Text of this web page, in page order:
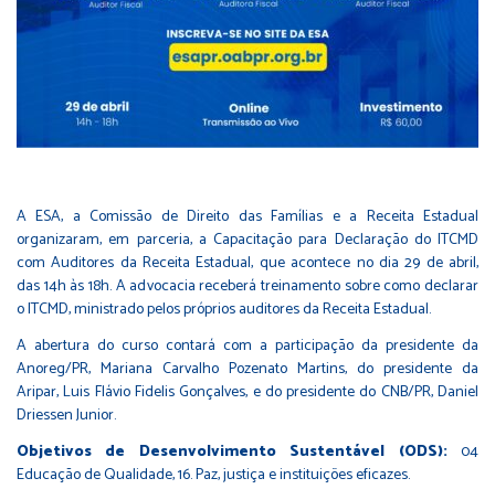
A ESA, a Comissão de Direito das Famílias e a Receita Estadual
organizaram, em parceria, a Capacitação para Declaração do ITCMD
com Auditores da Receita Estadual, que acontece no dia 29 de abril,
das 14h às 18h. A advocacia receberá treinamento sobre como declarar
o ITCMD, ministrado pelos próprios auditores da Receita Estadual.
A abertura do curso contará com a participação da presidente da
Anoreg/PR, Mariana Carvalho Pozenato Martins, do presidente da
Aripar, Luis Flávio Fidelis Gonçalves, e do presidente do CNB/PR, Daniel
Driessen Junior.
Objetivos de Desenvolvimento Sustentável (ODS): 04
Educação de Qualidade, 16. Paz, justiça e instituições eficazes.